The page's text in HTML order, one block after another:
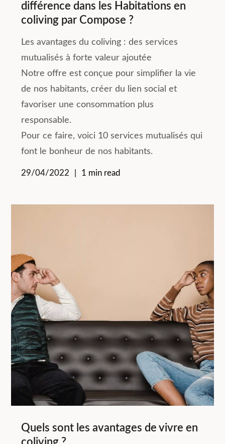
différence dans les Habitations en
coliving par Compose ?
Les avantages du coliving : des services
mutualisés à forte valeur ajoutée
Notre offre est conçue pour simplifier la vie
de nos habitants, créer du lien social et
favoriser une consommation plus
responsable.
Pour ce faire, voici 10 services mutualisés qui
font le bonheur de nos habitants.
29/04/2022 1 min read
Quels sont les avantages de vivre en